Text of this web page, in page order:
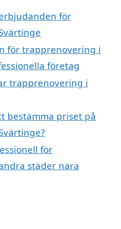
för
för trapprenovering i
företag
trapprenovering i
bestämma priset på
för
städer nära